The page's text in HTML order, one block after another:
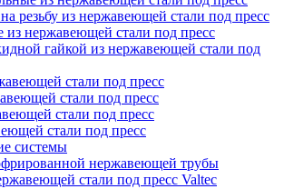
резьбу из нержавеющей стали под пресс
из нержавеющей стали под пресс
гайкой из нержавеющей стали под
стали под пресс
стали под пресс
стали под пресс
стали под пресс
системы
нержавеющей трубы
стали под пресс Valtec